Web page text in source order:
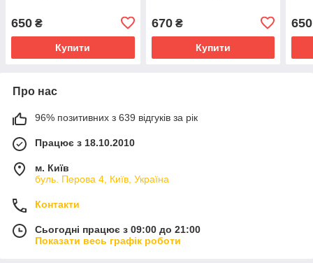
650 ₴
Купити
670₴
Купити
650
Про нас
96% позитивних з 639 відгуків за рік
Працює з 18.10.2010
м. Київ
буль. Перова 4, Київ, Україна
Контакти
Сьогодні працює з 09:00 до 21:00
Показати весь графік роботи